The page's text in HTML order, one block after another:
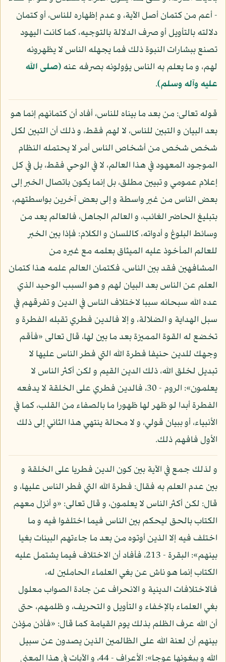
- أعم من كتمان أصل الآية، و عدم إظهاره للناس، أو كتمان
دلالته بالتأويل أو صرف الدلالة بالتوجيه، كما كانت اليهود
تصنع ببشارات النبوة ذلك فما يجهله الناس لا يظهرونه
لهم، و ما يعلم به الناس يؤولونه بصرفه عنه(صلى الله
عليه وآله وسلم).
قوله تعالى: من بعد ما بيناه للناس، أفاد أن كتمانهم إنما هو
بعد البيان و التبين للناس، لا لهم فقط، و ذلك أن التبين لكل
شخص شخص من أشخاص الناس أمر لا يحتمله النظام
الموجود المعهود في هذا العالم، لا في الوحي فقط، بل في كل
إعلام عمومي و تبيين مطلق، بل إنما يكون باتصال الخبر إلى
بعض الناس من غير واسطة و إلى بعض آخرين بواسطتهم،
بتبليغ الحاضر الغائب، و العالم الجاهل، فالعالم يعد من
وسائط البلوغ و أدواته، كاللسان و الكلام: فإذا بين الخبر
للعالم المأخوذ عليه الميثاق بعلمه مع غيره من
المشافهين فقد بين الناس، فكتمان العالم علمه هذا كتمان
العلم عن الناس بعد البيان لهم و هو السبب الوحيد الذي
عده الله سبحانه سببا لاختلاف الناس في الدين و تفرقهم في
سبل الهداية و الضلالة، و إلا فالدين فطري تقبله الفطرة و
تخضع له القوة المميزة بعد ما بين لها، قال تعالى «فأقم
وجهك للدين حنيفا فطرة الله التي فطر الناس عليها لا
تبديل لخلق الله، ذلك الدين القيم و لكن أكثر الناس لا
يعلمون»: الروم - 30، فالدين فطري على الخلقة لا يدفعه
الفطرة أبدا لو ظهر لها ظهورا ما بالصفاء من القلب، كما في
الأنبياء، أو ببيان قولي، و لا محالة ينتهي هذا الثاني إلى ذلك
الأول فافهم ذلك.
و لذلك جمع في الآية بين كون الدين فطريا على الخلقة و
بين عدم العلم به فقال: فطرة الله التي فطر الناس عليها، و
قال: لكن أكثر الناس لا يعلمون، و قال تعالى: «و أنزل معهم
الكتاب بالحق ليحكم بين الناس فيما اختلفوا فيه و ما
اختلف فيه إلا الذين أوتوه من بعد ما جاءتهم البينات بغيا
بينهم»: البقرة - 213، فأفاد أن الاختلاف فيما يشتمل عليه
الكتاب إنما هو ناش عن بغي العلماء الحاملين له،
فالاختلافات الدينية و الانحراف عن جادة الصواب معلول
بغي العلماء بالإخفاء و التأويل و التحريف، و ظلمهم، حتى
أن الله عرف الظلم بذلك يوم القيامة كما قال: «فأذن مؤذن
بينهم أن لعنة الله على الظالمين الذين يصدون عن سبيل
الله و يبغونها عوجا»: الأعراف - 44، و الآيات في هذا المعنى